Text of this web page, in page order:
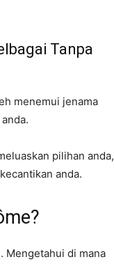
Tanpa
menemui jenama
pilihan anda,
anda.
Mengetahui di mana